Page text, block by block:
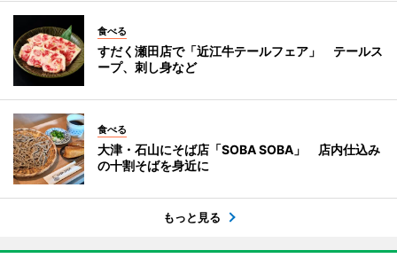
食べる
すだく瀬田店で「近江牛テールフェア」 テールス
ープ、刺し身など
食べる
大津・石山にそば店「SOBA SOBA」 店内仕込み
の十割そばを身近に
もっと見る